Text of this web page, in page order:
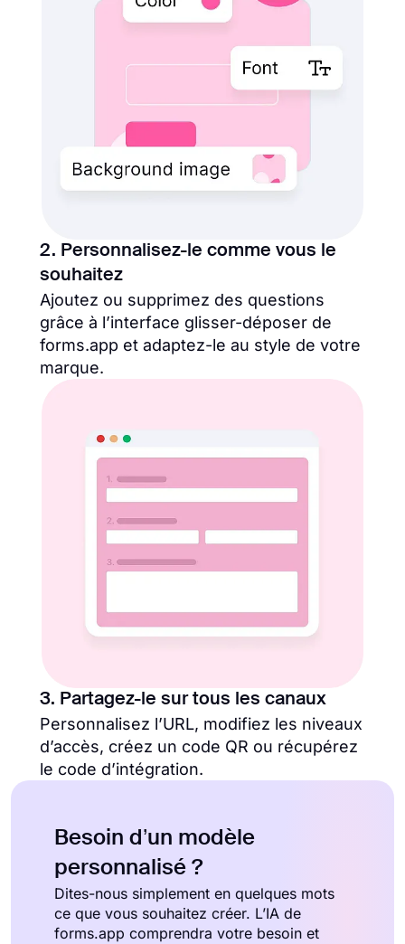
2. Personnalisez-le comme vous le
souhaitez
Ajoutez ou supprimez des questions
grâce à l’interface glisser-déposer de
forms.app et adaptez-le au style de votre
marque.
3. Partagez-le sur tous les canaux
Personnalisez l’URL, modifiez les niveaux
d’accès, créez un code QR ou récupérez
le code d’intégration.
Besoin d’un modèle
personnalisé ?
Dites-nous simplement en quelques mots
ce que vous souhaitez créer. L’IA de
forms.app comprendra votre besoin et